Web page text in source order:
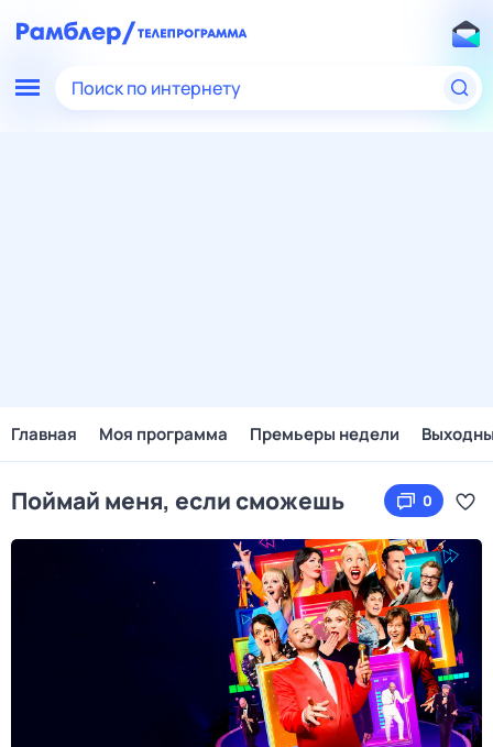
Поиск по интернету
Главная Моя программа Премьеры недели
Поймай меня, если сможешь 0